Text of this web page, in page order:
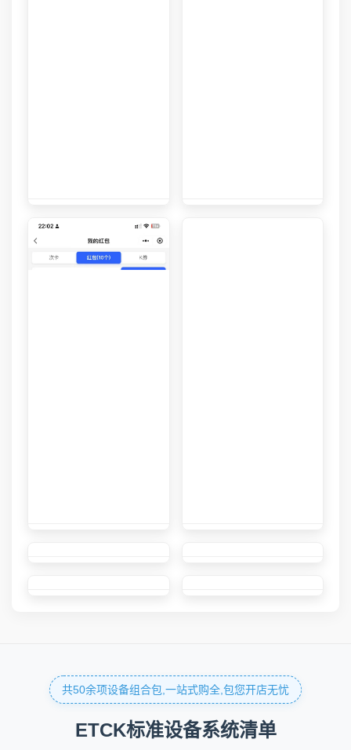
共50余项设备组合包,一站式购全,包您开店无忧
ETCK标准设备系统清单